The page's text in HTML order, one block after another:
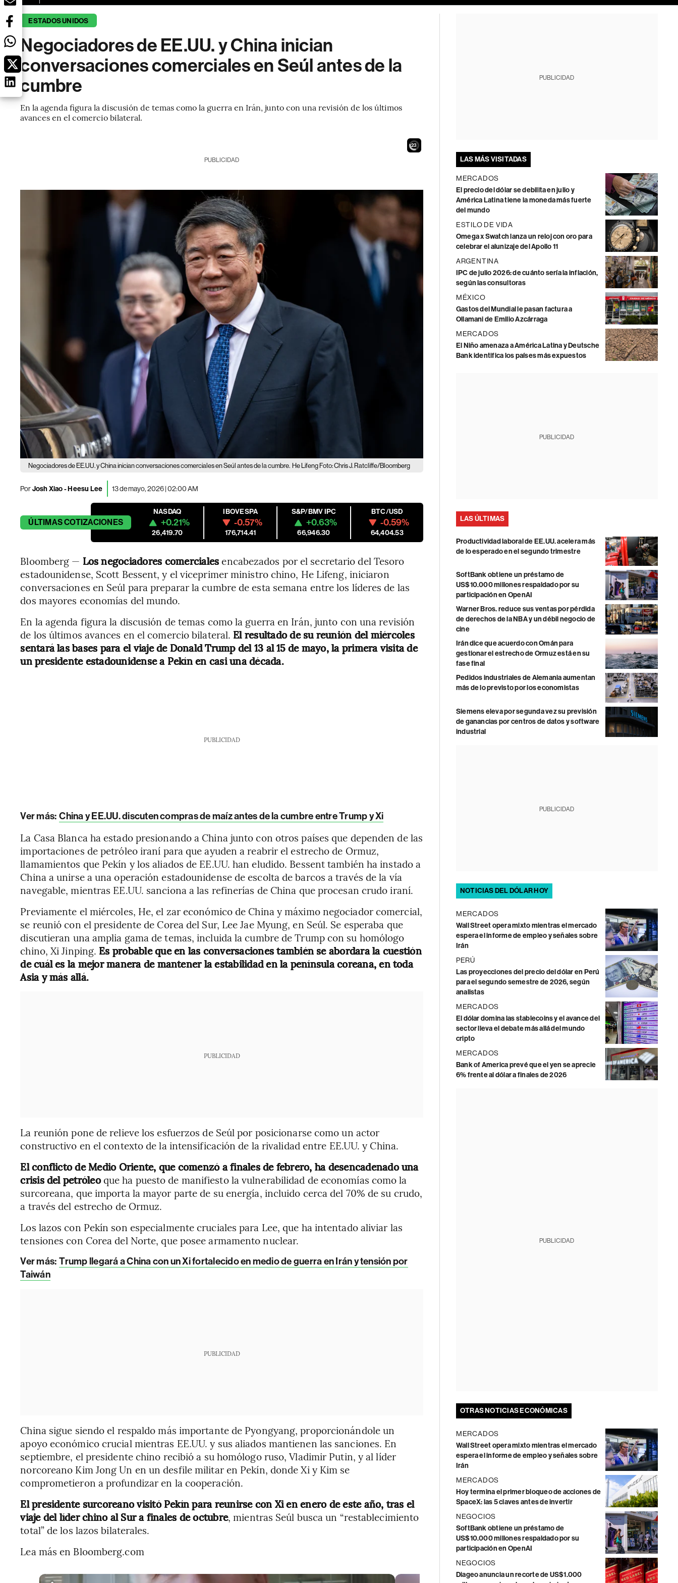
ESTADOS UNIDOS
Negociadores de EE.UU. y China inician
conversaciones comerciales en Seúl antes de la
cumbre
En la agenda figura la discusión de temas como la guerra en Irán, junto con una revisión de los últimos
avances en el comercio bilateral.
21
PUBLICIDAD
Negociadores de EE.UU. y China inician conversaciones comerciales en Seúl antes de la cumbre. He Lifeng Foto: Chris J. Ratcliffe/Bloomberg
PorJosh Xiao - Heesu Lee 13 de mayo, 2026 | 02:00 AM
ÚLTIMASCOTIZACIONES
NASDAQ
+0.21%
26,419.70
IBOVESPA
-0.57%
176,714.41
S&P/BMV IPC
+0.63%
66,946.30
BTC/USD
-0.59%
64,404.53
Bloomberg — Los negociadores comercialesencabezados por el secretario del Tesoro
estadounidense, Scott Bessent, y el viceprimer ministro chino, He Lifeng, iniciaron
conversaciones en Seúl para preparar la cumbre de esta semana entre los líderes de las
dos mayores economías del mundo.
En la agenda figura la discusión de temas como la guerra en Irán, junto con una revisión
de los últimos avances en el comercio bilateral. El resultado de su reunión del miércoles
sentará las bases para el viaje de Donald Trump del 13 al 15 de mayo, la primera visita de
un presidente estadounidense a Pekín en casi una década.
PUBLICIDAD
Ver más: China y EE.UU. discuten compras de maíz antes de la cumbre entre Trump y Xi
La Casa Blanca ha estado presionando a China junto con otros países que dependen de las
importaciones de petróleo iraní para que ayuden a reabrir el estrecho de Ormuz,
llamamientos que Pekín y los aliados de EE.UU. han eludido. Bessent también ha instado a
China a unirse a una operación estadounidense de escolta de barcos a través de la vía
navegable, mientras EE.UU. sanciona a las refinerías de China que procesan crudo iraní.
Previamente el miércoles, He, el zar económico de China y máximo negociador comercial,
se reunió con el presidente de Corea del Sur, Lee Jae Myung, en Seúl. Se esperaba que
discutieran una amplia gama de temas, incluida la cumbre de Trump con su homólogo
chino, Xi Jinping. Es probable que en las conversaciones también se abordara la cuestión
de cuál es la mejor manera de mantener la estabilidad en la península coreana, en toda
Asia y más allá.
PUBLICIDAD
La reunión pone de relieve los esfuerzos de Seúl por posicionarse como un actor
constructivo en el contexto de la intensificación de la rivalidad entre EE.UU. y China.
El conflicto de Medio Oriente, que comenzó a finales de febrero, ha desencadenado una
crisis del petróleoque ha puesto de manifiesto la vulnerabilidad de economías como la
surcoreana, que importa la mayor parte de su energía, incluido cerca del 70% de su crudo,
a través del estrecho de Ormuz.
Los lazos con Pekín son especialmente cruciales para Lee, que ha intentado aliviar las
tensiones con Corea del Norte, que posee armamento nuclear.
Ver más: Trump llegará a China con un Xi fortalecido en medio de guerra en Irán y tensión por
Taiwán
PUBLICIDAD
China sigue siendo el respaldo más importante de Pyongyang, proporcionándole un
apoyo económico crucial mientras EE.UU. y sus aliados mantienen las sanciones. En
septiembre, el presidente chino recibió a su homólogo ruso, Vladimir Putin, y al líder
norcoreano Kim Jong Un en un desfile militar en Pekín, donde Xi y Kim se
comprometieron a profundizar en la cooperación.
El presidente surcoreano visitó Pekín para reunirse con Xi en enero de este año, tras el
viaje del líder chino al Sur a finales de octubre, mientras Seúl busca un “restablecimiento
total” de los lazos bilaterales.
Lea más en Bloomberg.com
PUBLICIDAD
LAS MÁS VISITADAS
MERCADOS
El precio del dólar se debilita en julio y
América Latina tiene la moneda más fuerte
del mundo
ESTILO DE VIDA
Omega x Swatch lanza un reloj con oro para
celebrar el alunizaje del Apollo 11
ARGENTINA
IPC de julio 2026: de cuánto sería la inflación,
según las consultoras
MÉXICO
Gastos del Mundial le pasan factura a
Ollamani de Emilio Azcárraga
MERCADOS
El Niño amenaza a América Latina y Deutsche
Bank identifica los países más expuestos
PUBLICIDAD
LAS ÚLTIMAS
Productividad laboral de EE.UU. acelera más
de lo esperado en el segundo trimestre
SoftBank obtiene un préstamo de
US$10.000 millones respaldado por su
participación en OpenAI
Warner Bros. reduce sus ventas por pérdida
de derechos de la NBA y un débil negocio de
cine
Irán dice que acuerdo con Omán para
gestionar el estrecho de Ormuz está en su
fase final
Pedidos industriales de Alemania aumentan
más de lo previsto por los economistas
Siemens eleva por segunda vez su previsión
de ganancias por centros de datos y software
industrial
PUBLICIDAD
NOTICIAS DEL DÓLAR HOY
MERCADOS
Wall Street opera mixto mientras el mercado
espera el informe de empleo y señales sobre
Irán
PERÚ
Las proyecciones del precio del dólar en Perú
para el segundo semestre de 2026, según
analistas
MERCADOS
El dólar domina las stablecoins y el avance del
sector lleva el debate más allá del mundo
cripto
MERCADOS
Bank of America prevé que el yen se aprecie
6% frente al dólar a finales de 2026
PUBLICIDAD
OTRAS NOTICIAS ECONÓMICAS
MERCADOS
Wall Street opera mixto mientras el mercado
espera el informe de empleo y señales sobre
Irán
MERCADOS
Hoy termina el primer bloqueo de acciones de
SpaceX: las 5 claves antes de invertir
NEGOCIOS
SoftBank obtiene un préstamo de
US$10.000 millones respaldado por su
participación en OpenAI
NEGOCIOS
Diageo anuncia un recorte de US$1.000